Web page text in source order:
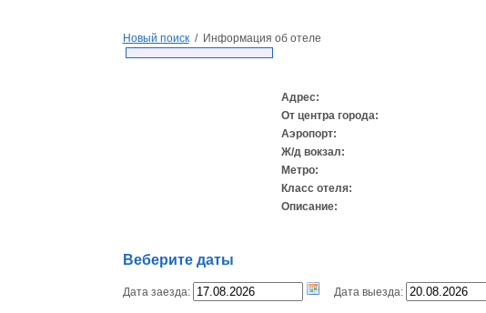
Новый поиск/ Информация об отеле
Адрес:
От центра города:
Аэропорт:
Ж/д вокзал:
Метро:
Класс отеля:
Описание:
Веберите даты
Дата заезда: Дата выезда: